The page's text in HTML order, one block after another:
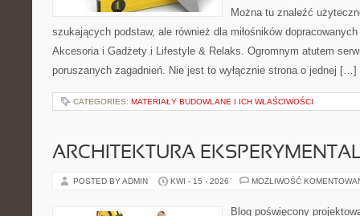
Można tu znaleźć
szukających podstaw, ale również dla miłośników
Akcesoria i Gadżety i Lifestyle & Relaks. Ogromnym atutem
poruszanych zagadnień. Nie jest to wyłącznie strona o jednej […]
CATEGORIES: MATERIAŁY BUDOWLANE I ICH WŁAŚCIWOŚCI
ARCHITEKTURA
POSTED BY ADMIN KWI - 15 - 2026 MOŻLIWOŚĆ
Blog poświęcony